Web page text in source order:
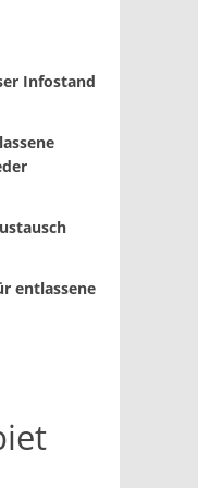
Infostand
entlassene